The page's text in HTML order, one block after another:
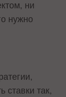
ни
нужно
ставки так,